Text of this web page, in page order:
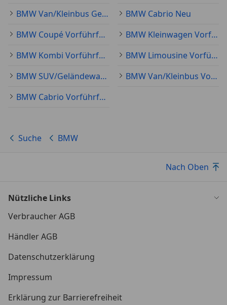
BMW Van/Kleinbus Gebraucht
BMW Cabrio Neu
BMW Coupé Vorführfahrzeug
BMW Kleinwagen Vorführfahrzeug
BMW Kombi Vorführfahrzeug
BMW Limousine Vorführfahrzeug
BMW SUV/Geländewagen/Pickup Vorführfahrzeug
BMW Van/Kleinbus Vorführfahrzeug
BMW Cabrio Vorführfahrzeug
Suche BMW
Nach Oben
Nützliche Links
Verbraucher AGB
Händler AGB
Datenschutzerklärung
Impressum
Erklärung zur Barrierefreiheit